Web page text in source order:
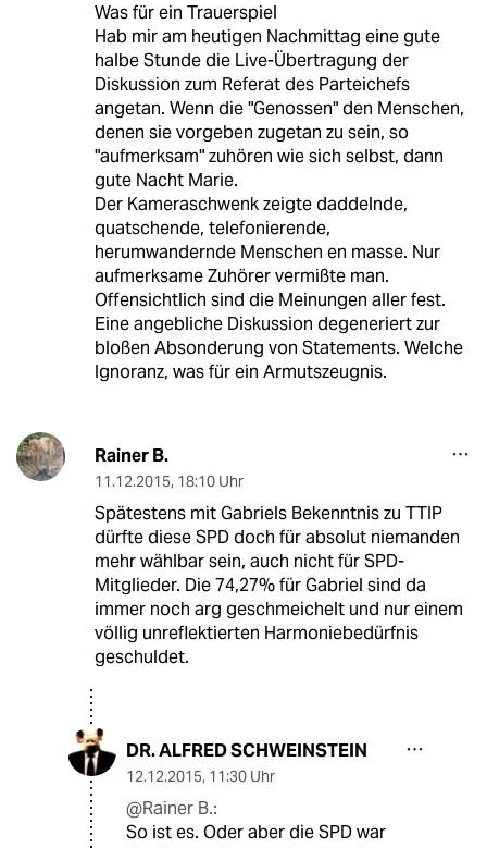
Was für ein Trauerspiel
Hab mir am heutigen Nachmittag eine gute
halbe Stunde die Live-Übertragung der
Diskussion zum Referat des Parteichefs
angetan. Wenn die "Genossen" den Menschen,
denen sie vorgeben zugetan zu sein, so
"aufmerksam" zuhören wie sich selbst, dann
gute Nacht Marie.
Der Kameraschwenk zeigte daddelnde,
quatschende, telefonierende,
herumwandernde Menschen en masse. Nur
aufmerksame Zuhörer vermißte man.
Offensichtlich sind die Meinungen aller fest.
Eine angebliche Diskussion degeneriert zur
bloßen Absonderung von Statements. Welche
Ignoranz, was für ein Armutszeugnis.
Rainer B.
11.12.2015, 18:10 Uhr
Spätestens mit Gabriels Bekenntnis zu TTIP
dürfte diese SPD doch für absolut niemanden
mehr wählbar sein, auch nicht für SPD-
Mitglieder. Die 74,27% für Gabriel sind da
immer noch arg geschmeichelt und nur einem
völlig unreflektierten Harmoniebedürfnis
geschuldet.
DR. ALFRED SCHWEINSTEIN
12.12.2015, 11:30 Uhr
@Rainer B.:
So ist es. Oder aber die SPD war